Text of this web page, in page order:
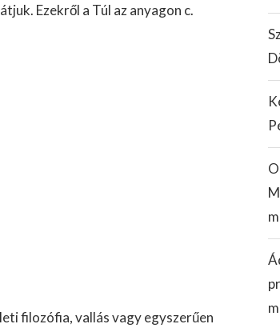
Ezekről a Túl az anyagon c.
filozófia, vallás vagy egyszerűen